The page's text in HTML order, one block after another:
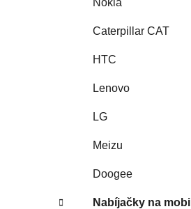
Caterpillar CAT
HTC
Lenovo
LG
Meizu
Doogee
Nabíjačky na mobil